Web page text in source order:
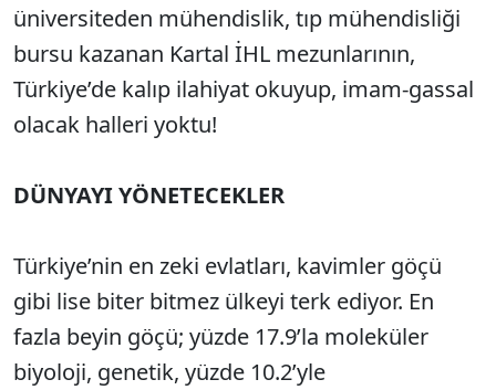
üniversiteden mühendislik, tıp mühendisliği
bursu kazanan Kartal İHL mezunlarının,
Türkiye’de kalıp ilahiyat okuyup, imam-gassal
olacak halleri yoktu!
DÜNYAYI YÖNETECEKLER
Türkiye’nin en zeki evlatları, kavimler göçü
gibi lise biter bitmez ülkeyi terk ediyor. En
fazla beyin göçü; yüzde 17.9’la moleküler
biyoloji, genetik, yüzde 10.2’yle